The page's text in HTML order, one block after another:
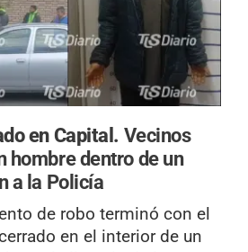
en Capital. Vecinos
hombre dentro de un
a la Policía
de robo terminó con el
en el interior de un